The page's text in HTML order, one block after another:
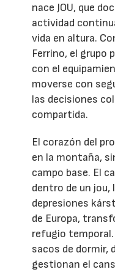
nace JOU, que
actividad
vida en altura.
Ferrino, el grupo
con el
moverse con
las decisiones
compartida.
El corazón del
en la montaña,
campo base. El
dentro de un
depresiones
de Europa,
refugio
sacos de dormir,
gestionan el